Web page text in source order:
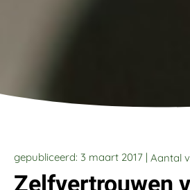
gepubliceerd: 3 maart 2017 | Aantal
Zelfvertrouwen